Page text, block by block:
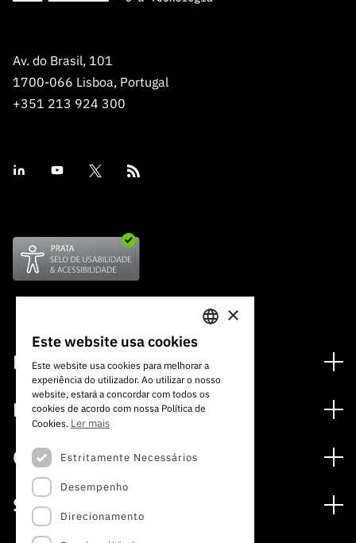
Av. do Brasil, 101
1700-066 Lisboa, Portugal
+351 213 924 300
Financiamento
Programas de Financiamento
Internacional
Prémios
Media
Notas de Imprensa
Subscrever Newsletter
Subscrever Direct Mail de Concursos
Concursos
Concursos Abertos
Concursos Previstos
Serviços
Serviços digitais: Tecnologia para o Conhecimento
PORTUGUESE
ENGLISH
×
Este website usa cookies
Este website usa cookies para melhorar a
experiência do utilizador. Ao utilizar o nosso
website, estará a concordar com todos os
cookies de acordo com nossa Política de
Cookies. Ler mais
Estritamente Necessários
Desempenho
Direcionamento